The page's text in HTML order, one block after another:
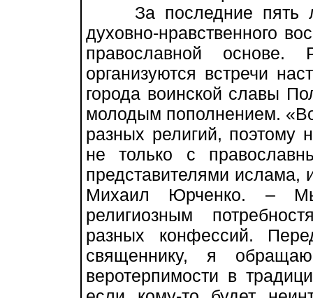
За последние пять
духовно-нравственного
православной основе.
организуются встречи
города воинской славы
молодым пополнением.
разных религий, поэтому
не только с
представителями ислама,
Михаил Юрченко. –
религиозным
разных конфессий.
священнику, я
веротерпимости в